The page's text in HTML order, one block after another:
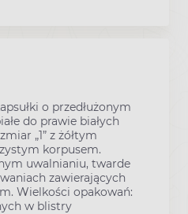
o przedłużonym
do prawie białych
„1” z żółtym
korpusem.
uwalnianiu, twarde
zawierających
Wielkości opakowań:
w blistry